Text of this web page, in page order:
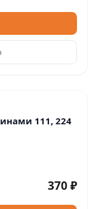
111, 224
370 ₽